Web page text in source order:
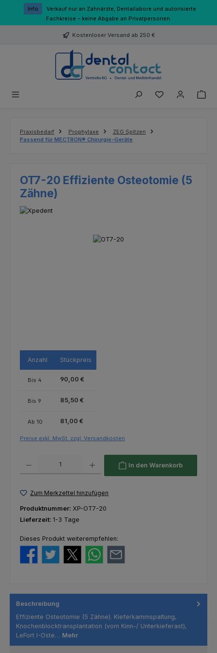
Zum Hauptinhalt springen
Info
Verkauf nur an Zahnärzte, Dentallabore und autorisierte
Fachkreise – keine Abgabe an Privatpersonen.
Kostenloser Versand ab 250 €
Du hast 0
Praxisbedarf Prophylaxe
ZEG Spitzen
Passend für MECTRON® Chirurgie-Geräte
OT7-20 Effiziente Osteotomie (5
Zähne)
Bildergalerie überspringen
Anzahl Stückpreis
Bis 4 90,00 €
Bis 9 85,50 €
Ab 10 81,00 €
Preise exkl. MwSt. zzgl. Versandkosten
In den Warenkorb
Zum Merkzettel hinzufügen
Produktnummer: XP-OT7-20
Lieferzeit: 1-3 Tage
Dieses Produkt weiterempfehlen:
Beschreibung
Effiziente Osteotomie (5 Zähne). Kieferkammspaltung,
Knochenblocktransplantation (vom Kinn-/ Unterkieferast),
LeFort I-Oste… Mehr